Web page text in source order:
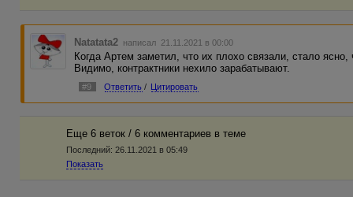
Natatata2 написал 21.11.2021 в 00:00
Когда Артем заметил, что их плохо связали, стало
Видимо, контрактники нехило зарабатывают.
#9 Ответить / Цитировать
Еще 6 веток / 6 комментариев в темe
Последний: 26.11.2021 в 05:49
Показать